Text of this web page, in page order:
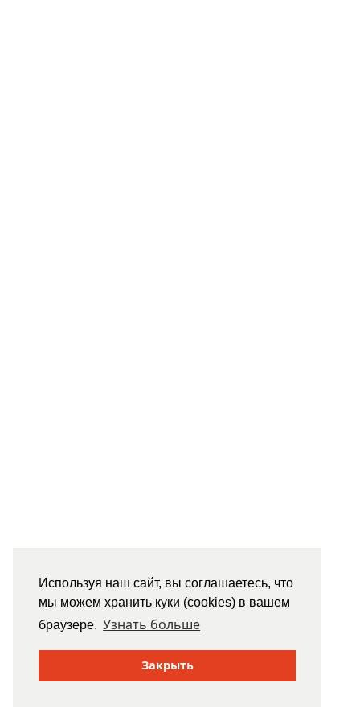
Используя наш сайт, вы соглашаетесь, что
мы можем хранить куки (cookies) в вашем
браузере. Узнать больше
Закрыть